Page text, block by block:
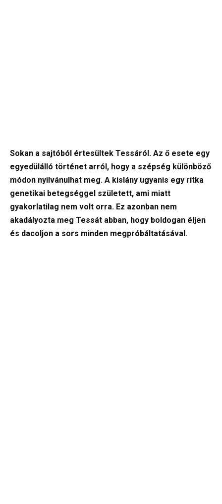
Sokan a sajtóból értesültek Tessáról. Az ő esete egy
egyedülálló történet arról, hogy a szépség különböző
módon nyilvánulhat meg. A kislány ugyanis egy ritka
genetikai betegséggel született, ami miatt
gyakorlatilag nem volt orra. Ez azonban nem
akadályozta meg Tessát abban, hogy boldogan éljen
és dacoljon a sors minden megpróbáltatásával.